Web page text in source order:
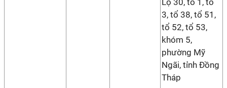
Lộ 30, tổ 1, tổ
3, tổ 38, tổ 51,
tổ 52, tổ 53,
khóm 5,
phường Mỹ
Ngãi, tỉnh Đồng
Tháp